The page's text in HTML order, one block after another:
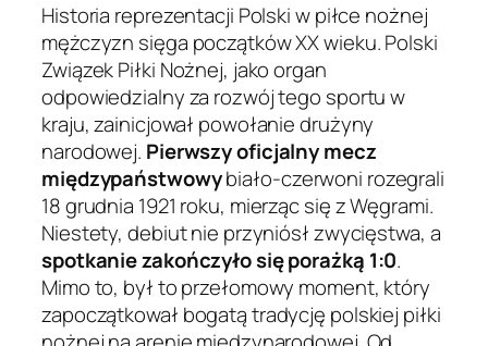
Historia reprezentacji Polski w piłce nożnej
mężczyzn sięga początków XX wieku. Polski
Związek Piłki Nożnej, jako organ
odpowiedzialny za rozwój tego sportu w
kraju, zainicjował powołanie drużyny
narodowej. Pierwszy oficjalny mecz
międzypaństwowybiało-czerwoni rozegrali
18 grudnia 1921 roku, mierząc się z Węgrami.
Niestety, debiut nie przyniósł zwycięstwa, a
spotkanie zakończyło się porażką 1:0.
Mimo to, był to przełomowy moment, który
zapoczątkował bogatą tradycję polskiej piłki